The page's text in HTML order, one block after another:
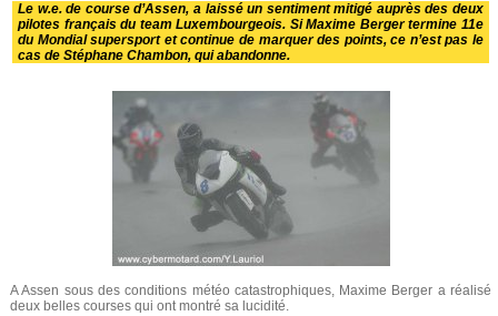
Le w.e. de course d’Assen, a laissé un sentiment mitigé auprès des deux
pilotes français du team Luxembourgeois. Si Maxime Berger termine 11e
du Mondial supersport et continue de marquer des points, ce n’est pas le
cas de Stéphane Chambon, qui abandonne.
A Assen sous des conditions météo catastrophiques, Maxime Berger a réalisé
deux belles courses qui ont montré sa lucidité.